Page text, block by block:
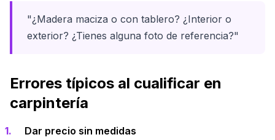
"¿Madera maciza o con tablero? ¿Interior o
exterior? ¿Tienes alguna foto de referencia?"
Errores típicos al cualificar en
carpintería
Dar precio sin medidas